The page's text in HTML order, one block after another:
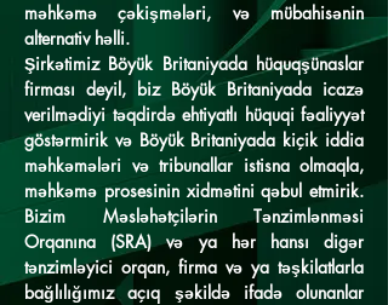
məhkəmə çəkişmələri, və mübahisənin
alternativ həlli.
Şirkətimiz Böyük Britaniyada hüquqşünaslar
firması deyil, biz Böyük Britaniyada icazə
verilmədiyi təqdirdə ehtiyatlı hüquqi fəaliyyət
göstərmirik və Böyük Britaniyada kiçik iddia
məhkəmələri və tribunallar istisna olmaqla,
məhkəmə prosesinin xidmətini qəbul etmirik.
Bizim Məsləhətçilərin Tənzimlənməsi
Orqanına (SRA) və ya hər hansı digər
tənzimləyici orqan, firma və ya təşkilatlarla
bağlılığımız açıq şəkildə ifadə olunanlar